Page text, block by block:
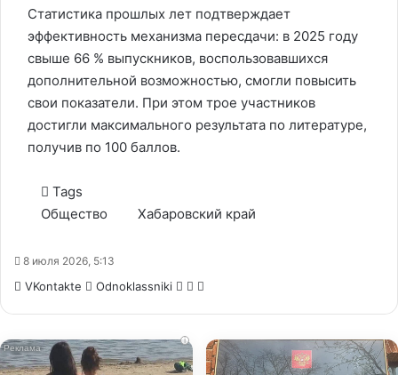
Статистика прошлых лет подтверждает
эффективность механизма пересдачи: в 2025 году
свыше 66 % выпускников, воспользовавшихся
дополнительной возможностью, смогли повысить
свои показатели. При этом трое участников
достигли максимального результата по литературе,
получив по 100 баллов.
Tags
Общество
Хабаровский край
8 июля 2026, 5:13
VKontakte Odnoklassniki WhatsApp
Telegram
i